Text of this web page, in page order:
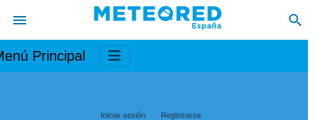
Principal
Iniciar sesión Registrarse